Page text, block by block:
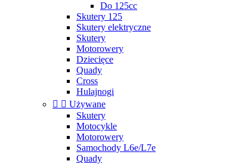
Do 125cc
Skutery 125
Skutery elektryczne
Skutery
Motorowery
Dziecięce
Quady
Cross
Hulajnogi
  Używane
Skutery
Motocykle
Motorowery
Samochody L6e/L7e
Quady